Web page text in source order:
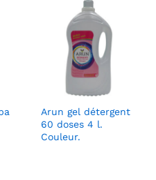
Arun gel détergent
60 doses 4 l.
Couleur.